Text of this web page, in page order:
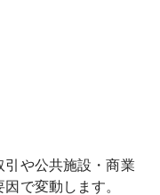
引や公共施設・商業
で変動します。